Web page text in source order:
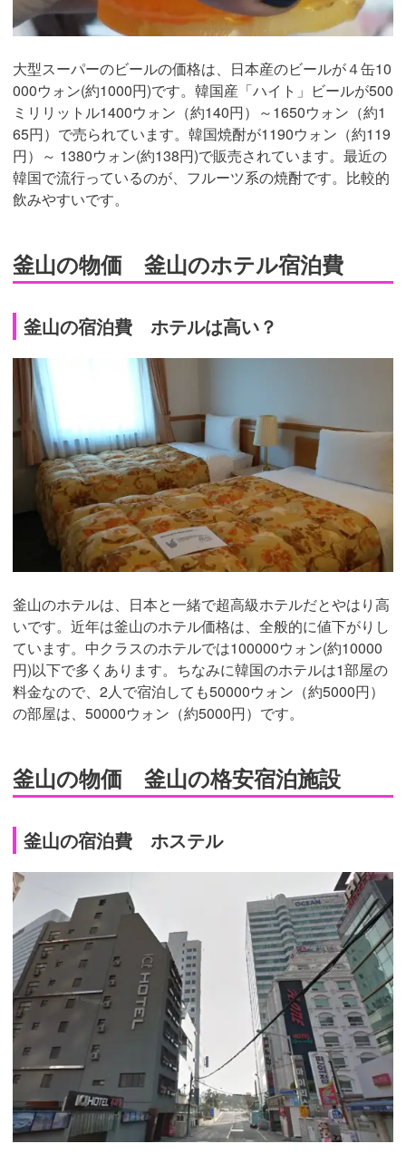
大型スーパーのビールの価格は、日本産のビールが４缶10
000ウォン(約1000円)です。韓国産「ハイト」ビールが500
ミリリットル1400ウォン（約140円）～1650ウォン（約1
65円）で売られています。韓国焼酎が1190ウォン（約119
円）～ 1380ウォン(約138円)で販売されています。最近の
韓国で流行っているのが、フルーツ系の焼酎です。比較的
飲みやすいです。
釜山の物価 釜山のホテル宿泊費
釜山の宿泊費 ホテルは高い？
釜山のホテルは、日本と一緒で超高級ホテルだとやはり高
いです。近年は釜山のホテル価格は、全般的に値下がりし
ています。中クラスのホテルでは100000ウォン(約10000
円)以下で多くあります。ちなみに韓国のホテルは1部屋の
料金なので、2人で宿泊しても50000ウォン（約5000円）
の部屋は、50000ウォン（約5000円）です。
釜山の物価 釜山の格安宿泊施設
釜山の宿泊費 ホステル